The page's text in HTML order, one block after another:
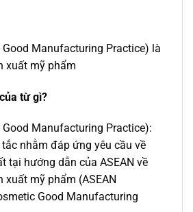
Good Manufacturing Practice) là
xuất mỹ phẩm
từ gì?
Good Manufacturing Practice):
nhằm đáp ứng yêu cầu về
tại hướng dẫn của ASEAN về
mỹ phẩm (ASEAN
Good Manufacturing